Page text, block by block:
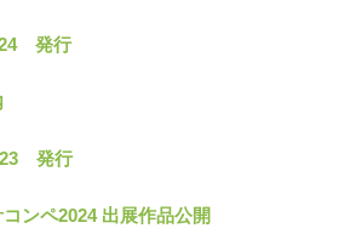
発行
発行
ンペ2024 出展作品公開